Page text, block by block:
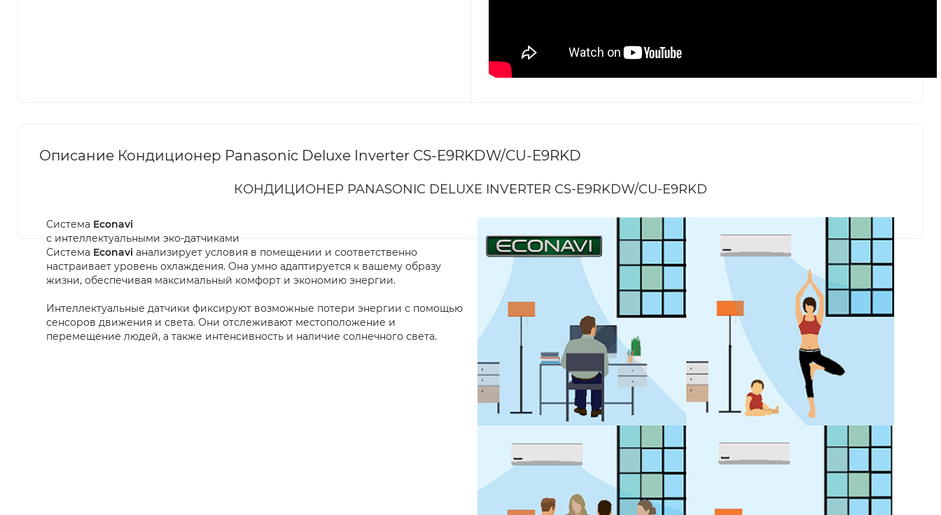
Описание Кондиционер Panasonic Deluxe Inverter CS-E9RKDW/CU-E9RKD
КОНДИЦИОНЕР PANASONIC DELUXE INVERTER CS-E9RKDW/CU-E9RKD
Система Econavi
с интеллектуальными эко-датчиками
Система Econavi анализирует условия в помещении и соответственно
настраивает уровень охлаждения. Она умно адаптируется к вашему образу
жизни, обеспечивая максимальный комфорт и экономию энергии.
Интеллектуальные датчики фиксируют возможные потери энергии с помощью
сенсоров движения и света. Они отслеживают местоположение и
перемещение людей, а также интенсивность и наличие солнечного света.